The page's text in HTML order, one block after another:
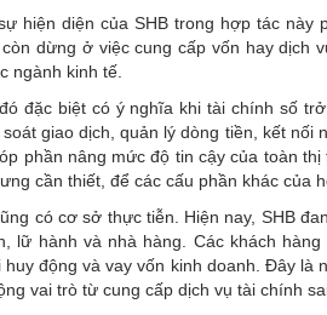
hiện diện của SHB trong hợp tác
dừng ở việc cung cấp vốn hay dịch
ngành kinh tế.
đặc biệt có ý nghĩa khi tài chính số
giao dịch, quản lý dòng tiền, kết
phần nâng mức độ tin cậy của toàn
cần thiết, để các cấu phần khác của
có cơ sở thực tiễn. Hiện nay, SHB
lữ hành và nhà hàng. Các khách
động và vay vốn kinh doanh. Đây là
vai trò từ cung cấp dịch vụ tài chính